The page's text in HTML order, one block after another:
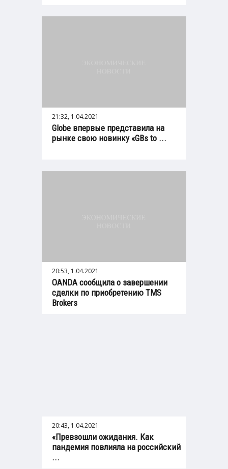
21:32, 1.04.2021
Globe впервые представила на
рынке свою новинку «GBs to ...
20:53, 1.04.2021
OANDA сообщила о завершении
сделки по приобретению TMS
Brokers
20:43, 1.04.2021
«Превзошли ожидания. Как
пандемия повлияла на российский
...